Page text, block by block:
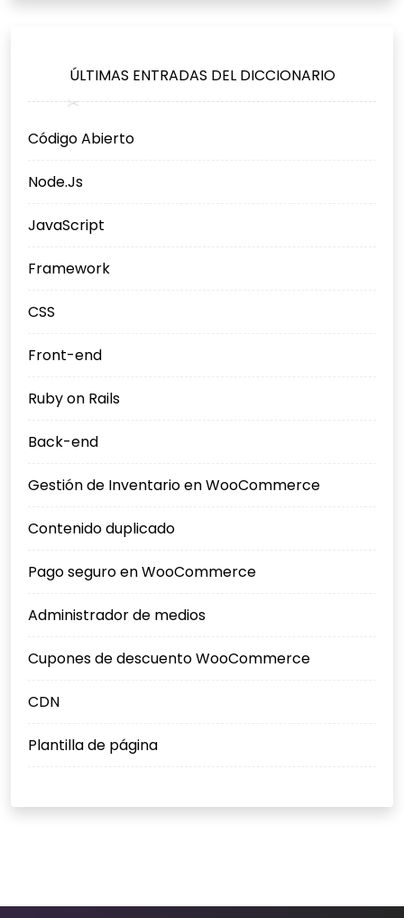
ÚLTIMAS ENTRADAS DEL DICCIONARIO
Código Abierto
Node.Js
JavaScript
Framework
CSS
Front-end
Ruby on Rails
Back-end
Gestión de Inventario en WooCommerce
Contenido duplicado
Pago seguro en WooCommerce
Administrador de medios
Cupones de descuento WooCommerce
CDN
Plantilla de página